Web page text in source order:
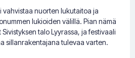
vahvistaa nuorten lukutaitoa ja
lukioiden välillä. Pian nämä
talo Lyyrassa, ja festivaali
sillanrakentajana tulevaa varten.